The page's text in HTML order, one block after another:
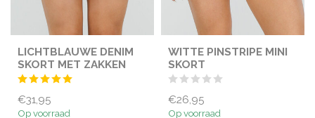
LICHTBLAUWE DENIM
SKORT MET ZAKKEN
€31,95
Op voorraad
WITTE PINSTRIPE MINI
SKORT
€26,95
Op voorraad